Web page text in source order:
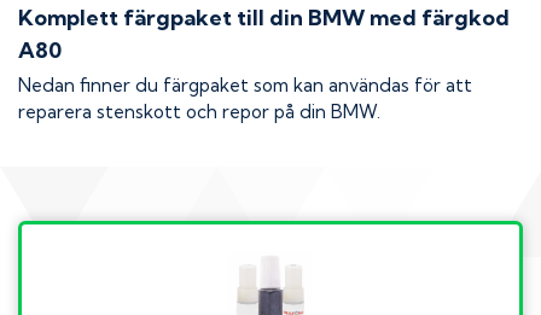
Komplett färgpaket till din BMW med färgkod
A80
Nedan finner du färgpaket som kan användas för att
reparera stenskott och repor på din BMW.